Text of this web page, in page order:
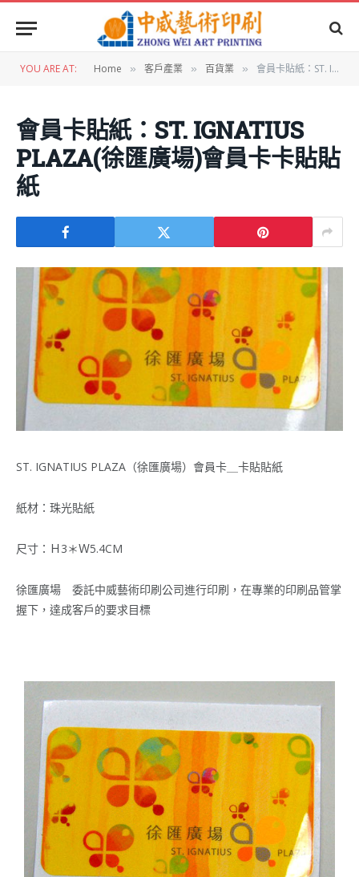
YOU ARE AT: Home » 客戶產業 » 百貨業 » 會員卡貼紙：ST. IGNATIUS PLAZA(徐匯廣場)會員卡卡貼貼紙
會員卡貼紙：ST. IGNATIUS
PLAZA(徐匯廣場)會員卡卡貼貼
紙
ST. IGNATIUS PLAZA（徐匯廣場）會員卡＿卡貼貼紙
紙材：珠光貼紙
尺寸：Ｈ3＊Ｗ5.4CM
徐匯廣場 委託中威藝術印刷公司進行印刷，在專業的印刷品管掌
握下，達成客戶的要求目標